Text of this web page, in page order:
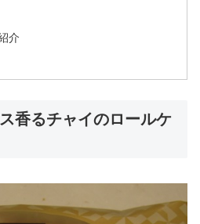
介
香るチャイのロールケ